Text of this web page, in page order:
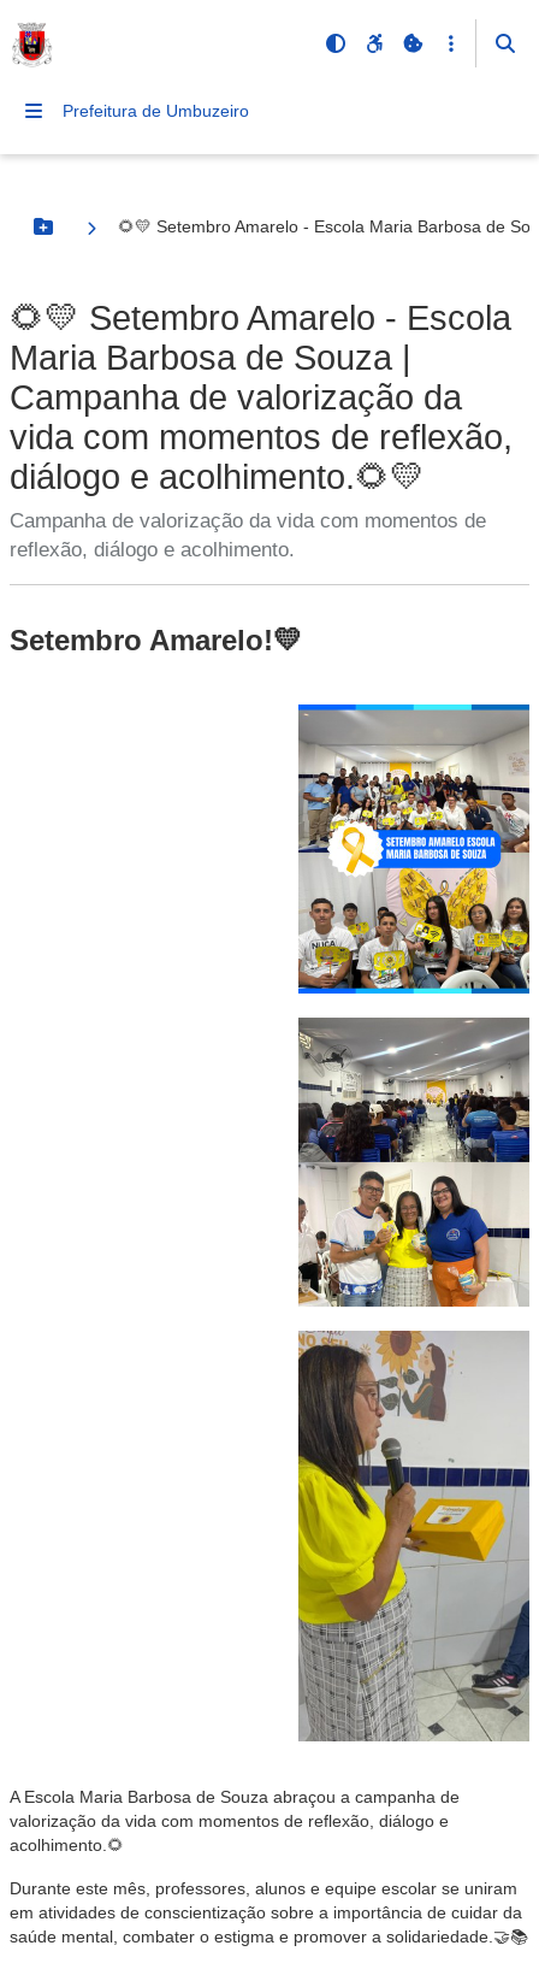
Prefeitura de Umbuzeiro
Botão Menu
🌻💛 Setembro Amarelo - Escola Maria Barbosa de
🌻💛 Setembro Amarelo - Escola
Maria Barbosa de Souza |
Campanha de valorização da
vida com momentos de reflexão,
diálogo e acolhimento.🌻💛
Campanha de valorização da vida com momentos de
reflexão, diálogo e acolhimento.
Setembro Amarelo!💛
A Escola Maria Barbosa de Souza abraçou a campanha de
valorização da vida com momentos de reflexão, diálogo e
acolhimento.🌻
Durante este mês, professores, alunos e equipe escolar se uniram
em atividades de conscientização sobre a importância de cuidar da
saúde mental, combater o estigma e promover a solidariedade.🤝📚